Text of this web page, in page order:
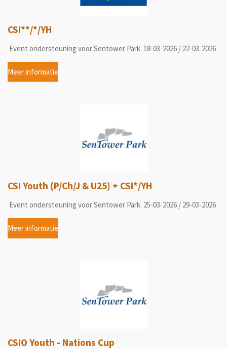
CSI**/*/YH
Event ondersteuning voor Sentower Park. 18-03-2026 / 22-03-2026
Meer informatie
CSI Youth (P/Ch/J & U25) + CSI*/YH
Event ondersteuning voor Sentower Park. 25-03-2026 / 29-03-2026
Meer informatie
CSIO Youth - Nations Cup